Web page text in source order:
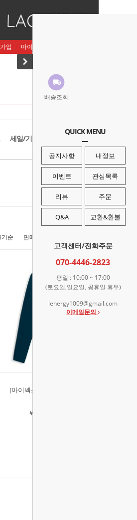
배송조회
QUICK MENU
공지사항 내정보
이벤트 관심목록
리뷰 주문
Q&A 교환&환불
고객센터/전화주문
070-4446-2823
평일 : 10:00 ~ 17:00
(토요일,일요일, 공휴일 휴무)
lenergy1009@gmail.com
이메일문의
입 마이페이지
세일/기획존
기순 판매순
[아이벡스]샤크 재킷 남성용 오셔닉
￦349,000